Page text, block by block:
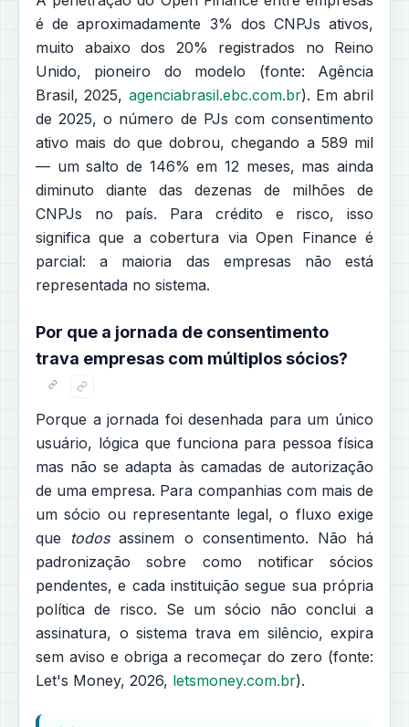
é de aproximadamente 3% dos CNPJs ativos,
muito abaixo dos 20% registrados no Reino
Unido, pioneiro do modelo (fonte: Agência
Brasil, 2025, agenciabrasil.ebc.com.br). Em abril
de 2025, o número de PJs com consentimento
ativo mais do que dobrou, chegando a 589 mil
— um salto de 146% em 12 meses, mas ainda
diminuto diante das dezenas de milhões de
CNPJs no país. Para crédito e risco, isso
significa que a cobertura via Open Finance é
parcial: a maioria das empresas não está
representada no sistema.
Por que a jornada de consentimento
trava empresas com múltiplos sócios?
Porque a jornada foi desenhada para um único
usuário, lógica que funciona para pessoa física
mas não se adapta às camadas de autorização
de uma empresa. Para companhias com mais de
um sócio ou representante legal, o fluxo exige
que todosassinem o consentimento. Não há
padronização sobre como notificar sócios
pendentes, e cada instituição segue sua própria
política de risco. Se um sócio não conclui a
assinatura, o sistema trava em silêncio, expira
sem aviso e obriga a recomeçar do zero (fonte:
Let's Money, 2026, letsmoney.com.br).